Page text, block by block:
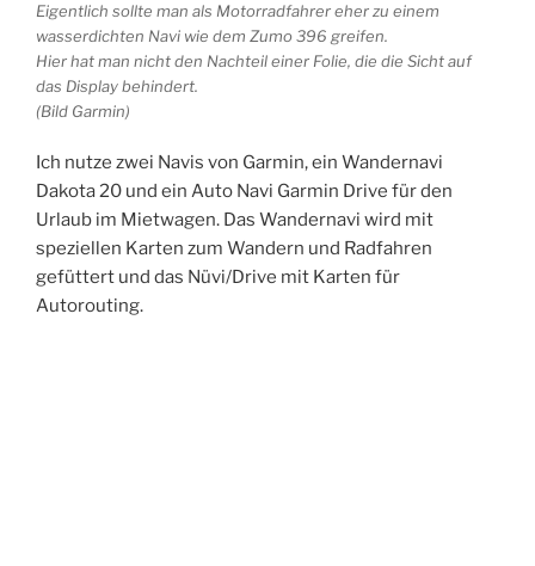
Eigentlich sollte man als Motorradfahrer eher zu einem
wasserdichten Navi wie dem Zumo 396 greifen.
Hier hat man nicht den Nachteil einer Folie, die die Sicht auf
das Display behindert.
(Bild Garmin)
Ich nutze zwei Navis von Garmin, ein Wandernavi
Dakota 20 und ein Auto Navi Garmin Drive für den
Urlaub im Mietwagen. Das Wandernavi wird mit
speziellen Karten zum Wandern und Radfahren
gefüttert und das Nüvi/Drive mit Karten für
Autorouting.